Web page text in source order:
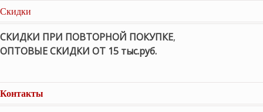
Скидки
СКИДКИ ПРИ ПОВТОРНОЙ ПОКУПКЕ,
ОПТОВЫЕ СКИДКИ ОТ 15 тыс.руб.
Контакты